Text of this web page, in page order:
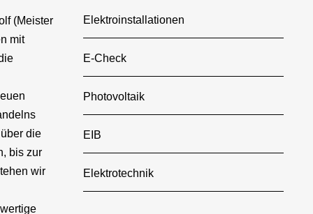
(Meister
mit
die
bis zur
wir
Elektroinstallationen
E-Check
Photovoltaik
EIB
Elektrotechnik